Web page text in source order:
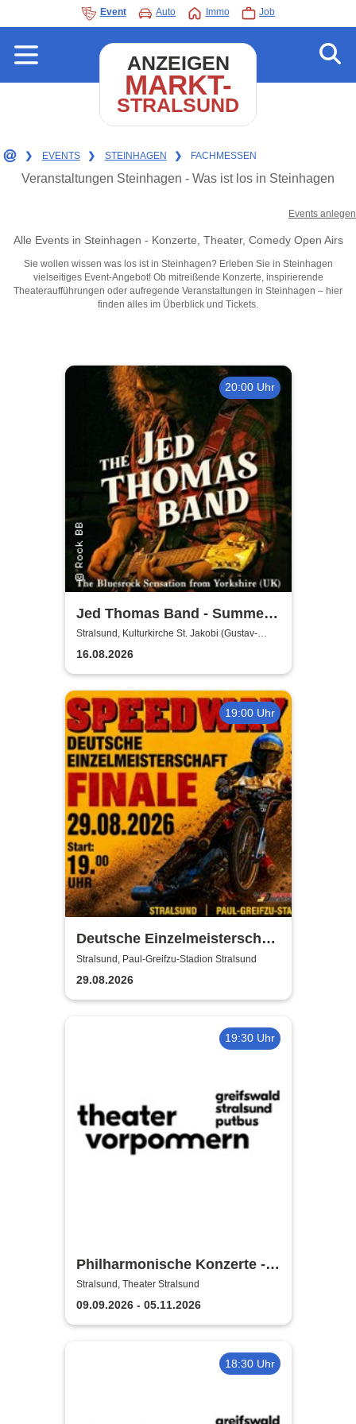
Event Auto Immo Job
ANZEIGEN
MARKT-
STRALSUND
❯ EVENTS ❯ STEINHAGEN ❯ FACHMESSEN
Veranstaltungen Steinhagen - Was ist los in Steinhagen
Events anlegen
Alle Events in Steinhagen - Konzerte, Theater, Comedy Open Airs
Sie wollen wissen was los ist in Steinhagen? Erleben Sie in Steinhagen
vielseitiges Event-Angebot! Ob mitreißende Konzerte, inspirierende
Theateraufführungen oder aufregende Veranstaltungen in Steinhagen – hier
finden alles im Überblick und Tickets.
20:00 Uhr
Jed Thomas Band - Summer
Tour 2026
Stralsund, Kulturkirche St. Jakobi (Gustav-
Adolf-Saal)
16.08.2026
19:00 Uhr
Deutsche Einzelmeisterschaft
Finale | MC Nordstern
Stralsund
Stralsund, Paul-Greifzu-Stadion Stralsund
29.08.2026
19:30 Uhr
Philharmonische Konzerte -
Theater Vorpommern
Stralsund, Theater Stralsund
09.09.2026 - 05.11.2026
18:30 Uhr